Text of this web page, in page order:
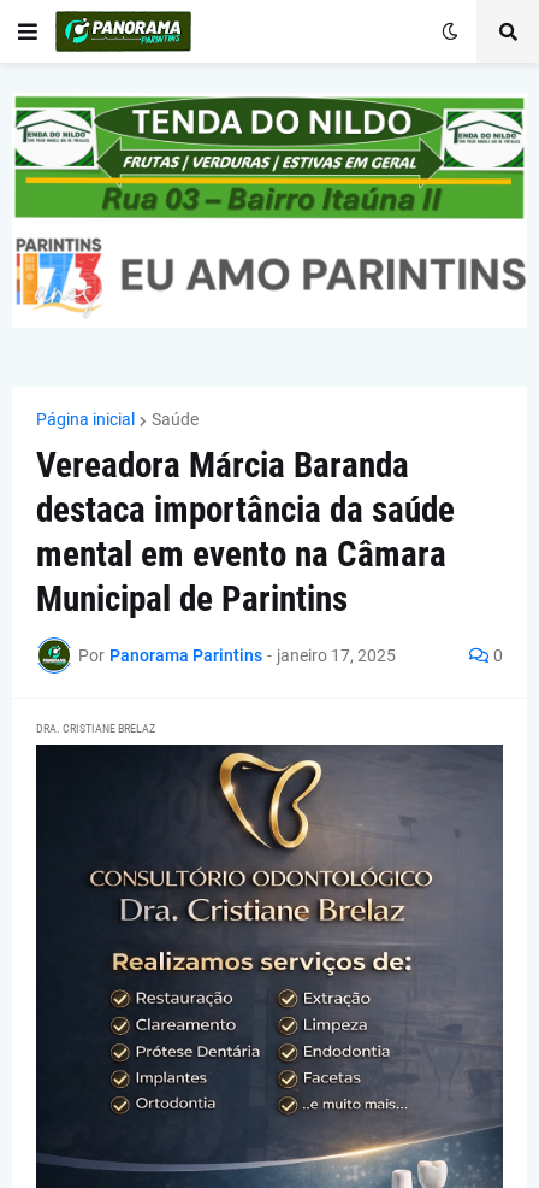
Página inicial Saúde
Vereadora Márcia Baranda
destaca importância da saúde
mental em evento na Câmara
Municipal de Parintins
Por Panorama Parintins - janeiro 17, 2025 0
DRA. CRISTIANE BRELAZ